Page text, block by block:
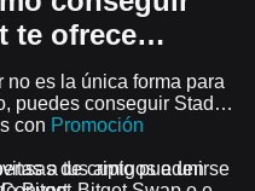
te ofrece…
no es la única forma para
puedes conseguir Stader
con Promoción
a tus amigos a unirse
de cripto pueden